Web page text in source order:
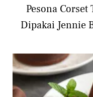
Pesona
Dipakai Jennie